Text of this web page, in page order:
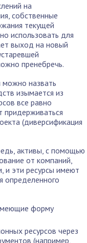
на
собственные
текущей
использовать для
выход на новый
пренебречь.
можно назвать
изымается из
все равно
придерживаться
(диверсификация
активы, с помощью
от компаний,
и эти ресурсы имеют
определенного
форму
ресурсов через
(например,